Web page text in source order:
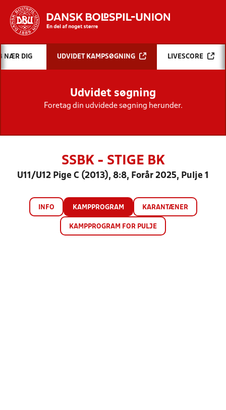
Hvad vil du søge efter?
INDHOLD OG NYHEDER
STILLINGER, RESULTATER, KLUBBER OG
HOLD
NÆR DIG UDVIDET KAMPSØGNING LIVESCORE
Udvidet søgning
Foretag din udvidede søgning herunder.
SSBK - STIGE BK
U11/U12 Pige C (2013), 8:8, Forår 2025, Pulje 1
INFO KAMPPROGRAM KARANTÆNER
KAMPPROGRAM FOR PULJE